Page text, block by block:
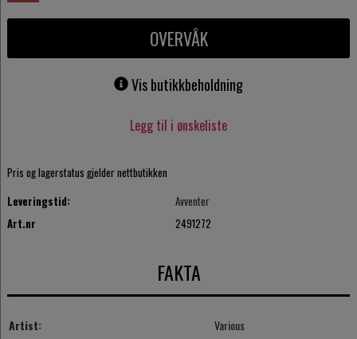
OVERVÅK
Vis butikkbeholdning
Legg til i ønskeliste
Pris og lagerstatus gjelder nettbutikken
Leveringstid:
Avventer
Art.nr
2491272
FAKTA
Artist:
Various